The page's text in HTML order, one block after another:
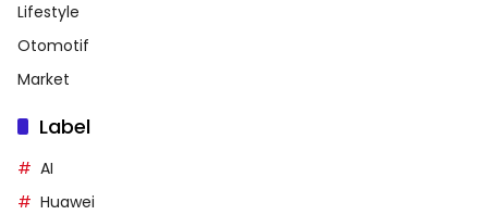
Lifestyle
Otomotif
Market
Label
AI
Huawei